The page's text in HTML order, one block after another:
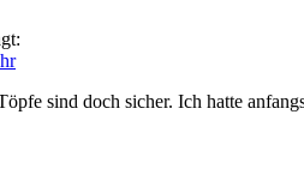
sind doch sicher. Ich hatte